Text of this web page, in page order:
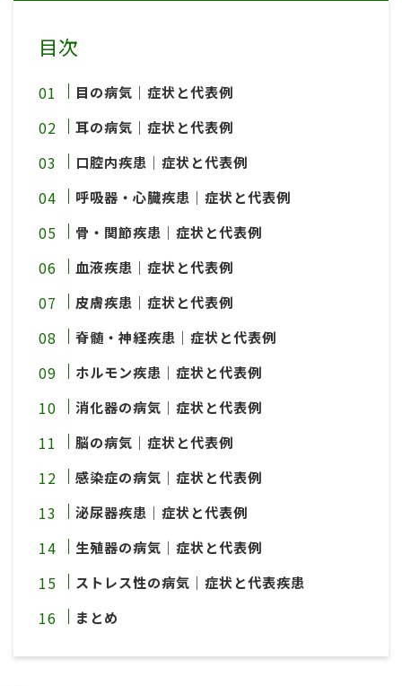
目次
目の病気｜症状と代表例
耳の病気｜症状と代表例
口腔内疾患｜症状と代表例
呼吸器・心臓疾患｜症状と代表例
骨・関節疾患｜症状と代表例
血液疾患｜症状と代表例
皮膚疾患｜症状と代表例
脊髄・神経疾患｜症状と代表例
ホルモン疾患｜症状と代表例
消化器の病気｜症状と代表例
脳の病気｜症状と代表例
感染症の病気｜症状と代表例
泌尿器疾患｜症状と代表例
生殖器の病気｜症状と代表例
ストレス性の病気｜症状と代表疾患
まとめ